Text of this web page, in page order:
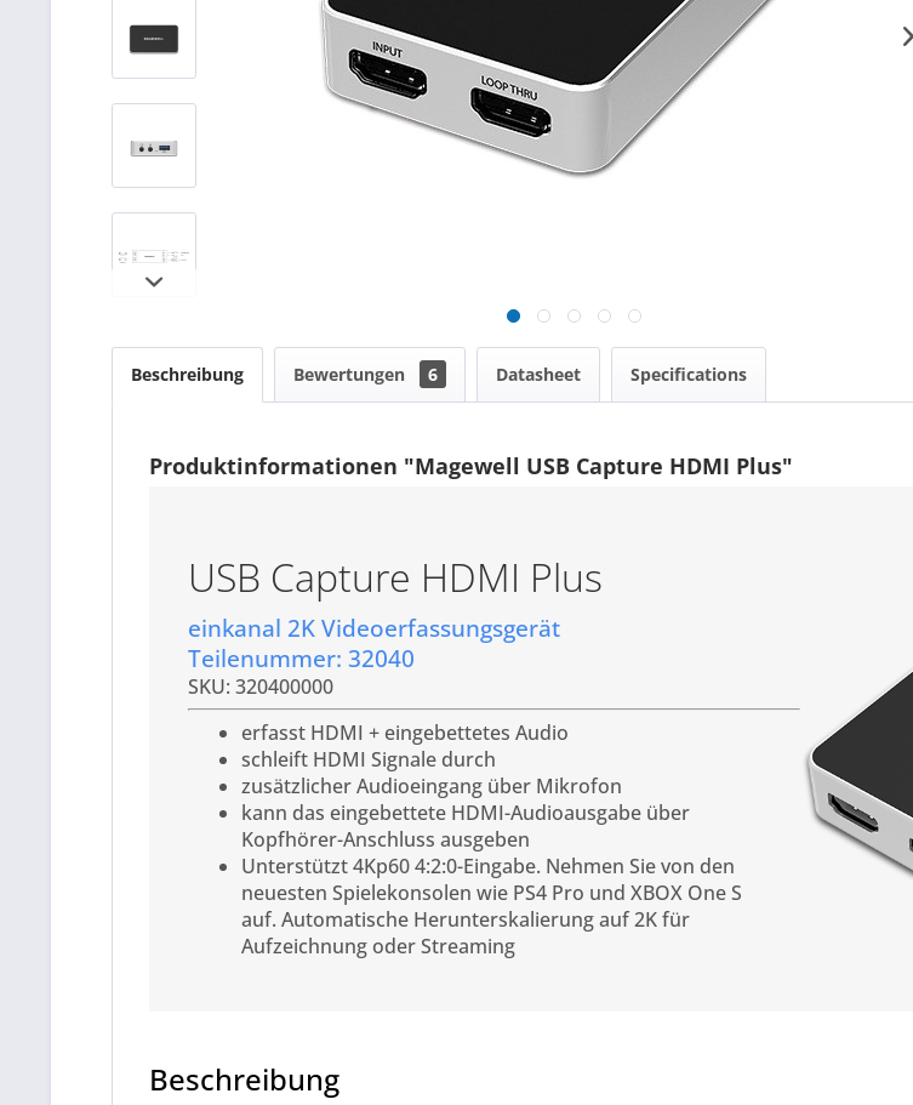
Beschreibung Bewertungen 6 Datasheet Specifications
Produktinformationen "Magewell USB Capture HDMI Plus"
USB Capture HDMI Plus
einkanal 2K Videoerfassungsgerät
Teilenummer: 32040
SKU: 320400000
erfasst HDMI + eingebettetes Audio
schleift HDMI Signale durch
zusätzlicher Audioeingang über Mikrofon
kann das eingebettete HDMI-Audioausgabe über
Kopfhörer-Anschluss ausgeben
Unterstützt 4Kp60 4:2:0-Eingabe. Nehmen Sie von den
neuesten Spielekonsolen wie PS4 Pro und XBOX One S
auf. Automatische Herunterskalierung auf 2K für
Aufzeichnung oder Streaming
Beschreibung